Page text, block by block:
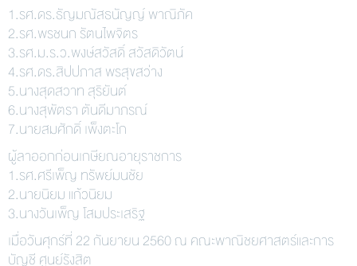
1.รศ.ดร.ธัญมณัสธนัญญ์ พาณิภัค
2.รศ.พรชนก รัตนไพจิตร
3.รศ.ม.ร.ว.พงษ์สวัสดิ์ สวัสดิวัตน์
4.รศ.ดร.สิปปภาส พรสุขสว่าง
5.นางสุดสวาท สุริยันต์
6.นางสุพัตรา ตันดีมาภรณ์
7.นายสมศักดิ์ เพ็งตะโก
ผู้ลาออกก่อนเกษียณอายุราชการ
1.รศ.ศรีเพ็ญ ทรัพย์มนชัย
2.นายนิยม แก้วนิยม
3.นางวันเพ็ญ โสมประเสริฐ
เมื่อวันศุกร์ที่ 22 กันยายน 2560 ณ คณะพาณิชยศาสตร์และการ
บัญชี ศูนย์รังสิต